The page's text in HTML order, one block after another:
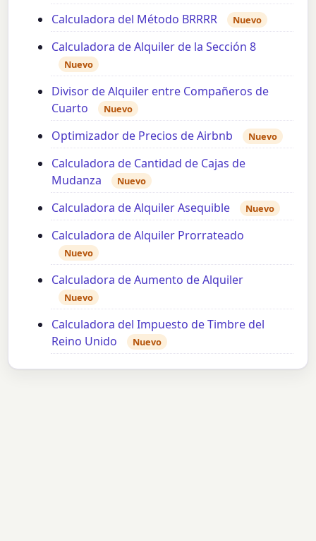
Calculadora del Método BRRRR Nuevo
Calculadora de Alquiler de la Sección 8
Nuevo
Divisor de Alquiler entre Compañeros de
Cuarto
Nuevo
Optimizador de Precios de Airbnb Nuevo
Calculadora de Cantidad de Cajas de
Mudanza
Nuevo
Calculadora de Alquiler Asequible Nuevo
Calculadora de Alquiler Prorrateado
Nuevo
Calculadora de Aumento de Alquiler
Nuevo
Calculadora del Impuesto de Timbre del
Reino Unido
Nuevo